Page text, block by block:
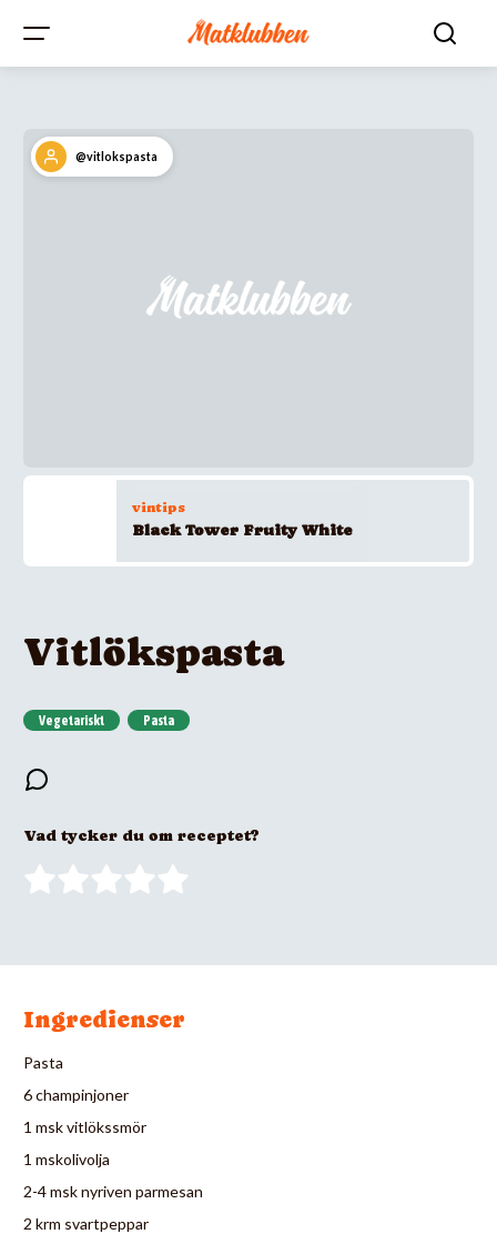
@vitlokspasta
vintips
Black Tower Fruity White
Vitlökspasta
Vegetariskt Pasta
Vad tycker du om receptet?
Ingredienser
Pasta
6 champinjoner
1 msk vitlökssmör
1 mskolivolja
2-4 msk nyriven parmesan
2 krm svartpeppar